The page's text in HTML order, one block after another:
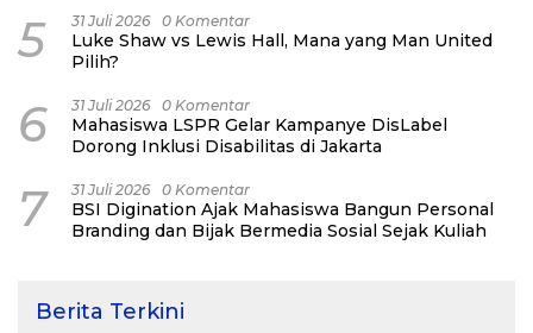
5 31 Juli 2026 0 Komentar
Luke Shaw vs Lewis Hall, Mana yang Man United
Pilih?
6 31 Juli 2026 0 Komentar
Mahasiswa LSPR Gelar Kampanye DisLabel
Dorong Inklusi Disabilitas di Jakarta
7 31 Juli 2026 0 Komentar
BSI Digination Ajak Mahasiswa Bangun Personal
Branding dan Bijak Bermedia Sosial Sejak Kuliah
Berita Terkini